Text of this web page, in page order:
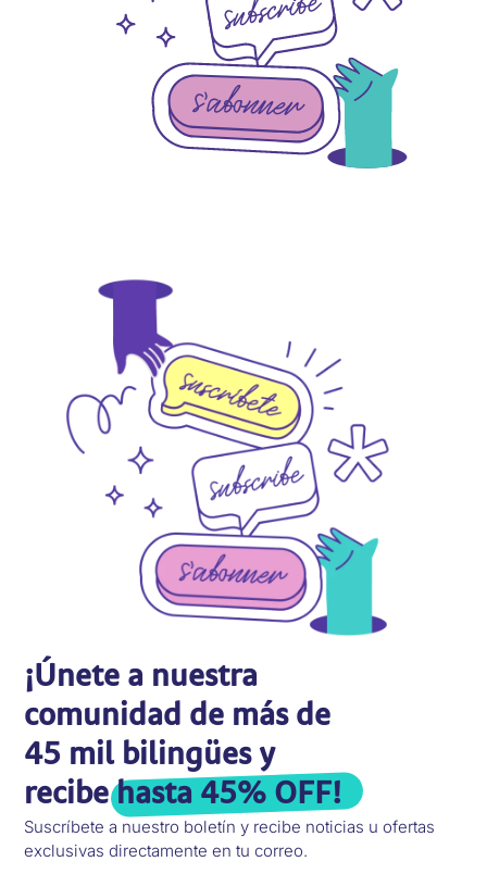
¡Únete a nuestra
comunidad de más de
45 mil bilingües y
recibehasta 45% OFF!
Suscríbete a nuestro boletín y recibe noticias u ofertas
exclusivas directamente en tu correo.